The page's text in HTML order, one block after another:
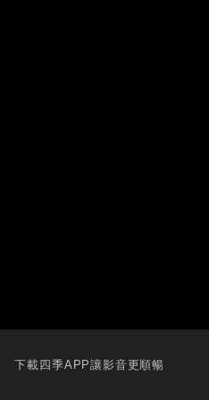
下載四季APP讓影音更順暢